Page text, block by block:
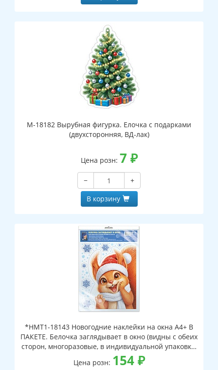
М-18182 Вырубная фигурка. Елочка с подарками
(двухсторонняя, ВД-лак)
Цена розн: 7 ₽
−
+
В корзину
*НМТ1-18143 Новогодние наклейки на окна А4+ В
ПАКЕТЕ. Белочка заглядывает в окно (видны с обеих
сторон, многоразовые, в индивидуальной упаковке,
с европодвесом и клеевым клапаном)
Цена розн: 154₽